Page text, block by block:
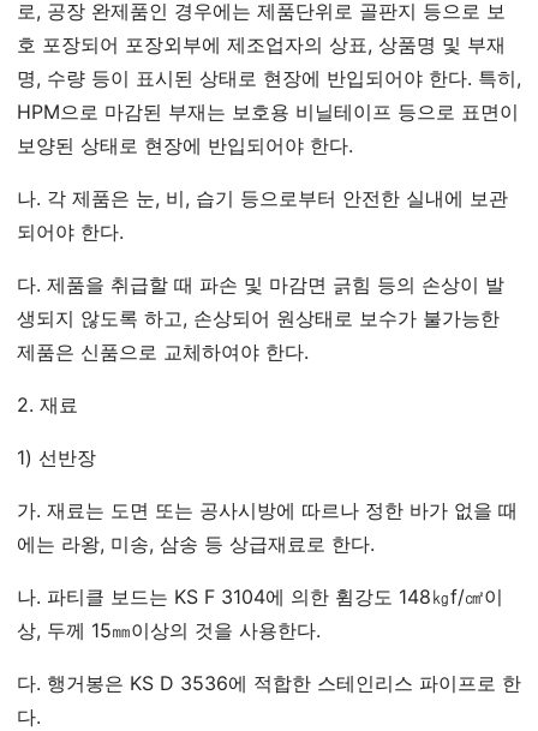
로, 공장 완제품인 경우에는 제품단위로 골판지 등으로 보
호 포장되어 포장외부에 제조업자의 상표, 상품명 및 부재
명, 수량 등이 표시된 상태로 현장에 반입되어야 한다. 특히,
HPM으로 마감된 부재는 보호용 비닐테이프 등으로 표면이
보양된 상태로 현장에 반입되어야 한다.
나. 각 제품은 눈, 비, 습기 등으로부터 안전한 실내에 보관
되어야 한다.
다. 제품을 취급할 때 파손 및 마감면 긁힘 등의 손상이 발
생되지 않도록 하고, 손상되어 원상태로 보수가 불가능한
제품은 신품으로 교체하여야 한다.
2. 재료
1) 선반장
가. 재료는 도면 또는 공사시방에 따르나 정한 바가 없을 때
에는 라왕, 미송, 삼송 등 상급재료로 한다.
나. 파티클 보드는 KS F 3104에 의한 휨강도 148㎏f/㎠이
상, 두께 15㎜이상의 것을 사용한다.
다. 행거봉은 KS D 3536에 적합한 스테인리스 파이프로 한
다.